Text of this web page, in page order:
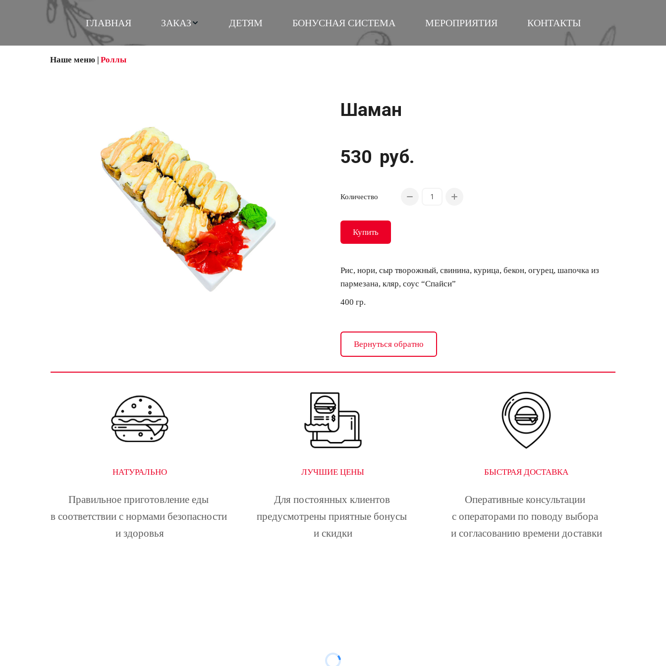
ГЛАВНАЯ ЗАКАЗ ДЕТЯМ БОНУСНАЯ СИСТЕМА МЕРОПРИЯТИЯ КОНТАКТЫ
Наше меню | Роллы
Шаман
530 руб.
Количество
Купить
Рис, нори, сыр творожный, свинина, курица, бекон, огурец, шапочка из
пармезана, кляр, соус “Спайси”
400 гр.
Вернуться обратно
НАТУРАЛЬНО
Правильное приготовление еды
в соответствии с нормами безопасности
и здоровья
ЛУЧШИЕ ЦЕНЫ
Для постоянных клиентов
предусмотрены приятные бонусы
и скидки
БЫСТРАЯ ДОСТАВКА
Оперативные консультации
с операторами по поводу выбора
и согласованию времени доставки